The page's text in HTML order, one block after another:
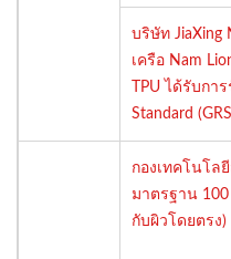
บริษัท JiaXing
เครือ Nam
TPU ได้รับกา
Standard
กองเทคโนโล
มาตรฐาน
กับผิวโดยตรง